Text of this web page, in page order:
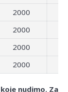
2000
2000
2000
2000
nudimo. Za